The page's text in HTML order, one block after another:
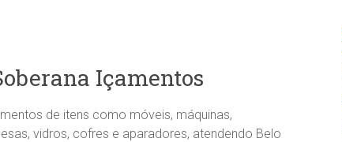
Içamentos
de itens como móveis, máquinas,
vidros, cofres e aparadores, atendendo Belo